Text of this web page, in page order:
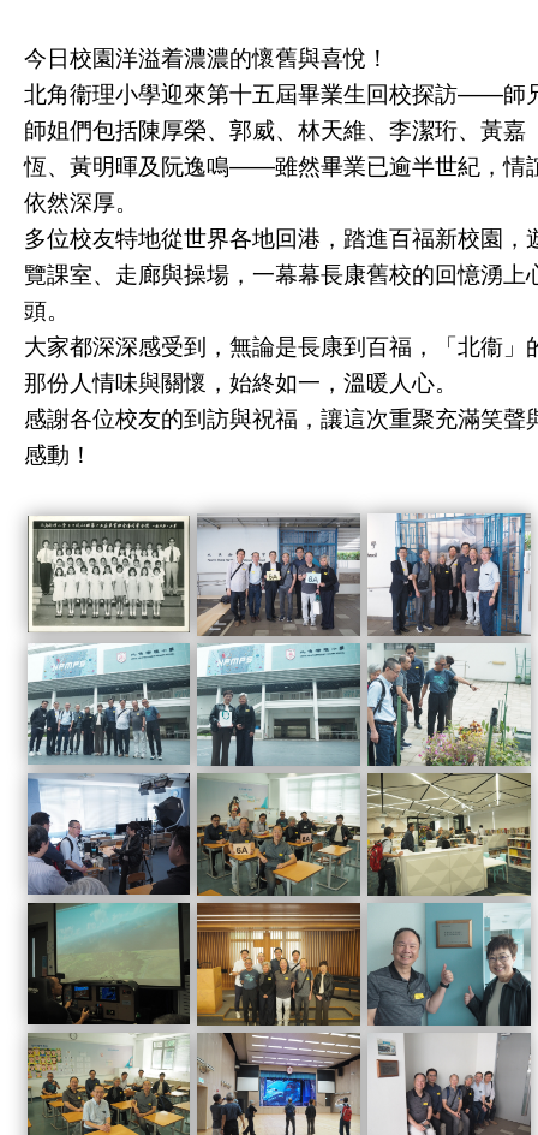
今日校園洋溢着濃濃的懷舊與喜悅！
北角衞理小學迎來第十五屆畢業生回校探訪——師
師姐們包括陳厚榮、郭威、林天維、李潔珩、黃嘉
恆、黃明暉及阮逸鳴——雖然畢業已逾半世紀，情
依然深厚。
多位校友特地從世界各地回港，踏進百福新校園，
覽課室、走廊與操場，一幕幕長康舊校的回憶湧上
頭。
大家都深深感受到，無論是長康到百福，「北衞」
那份人情味與關懷，始終如一，溫暖人心。
感謝各位校友的到訪與祝福，讓這次重聚充滿笑聲
感動！